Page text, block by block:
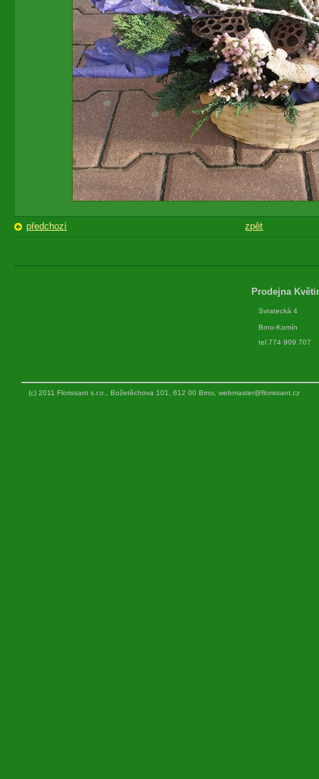
předchozí zpět
Prodejna
Svratecká 4
Brno-Komín
tel.774 909 707
(c) 2011 Florissant s.r.o., Božetěchova 101, 612 00 Brno, webmaster@florissant.cz